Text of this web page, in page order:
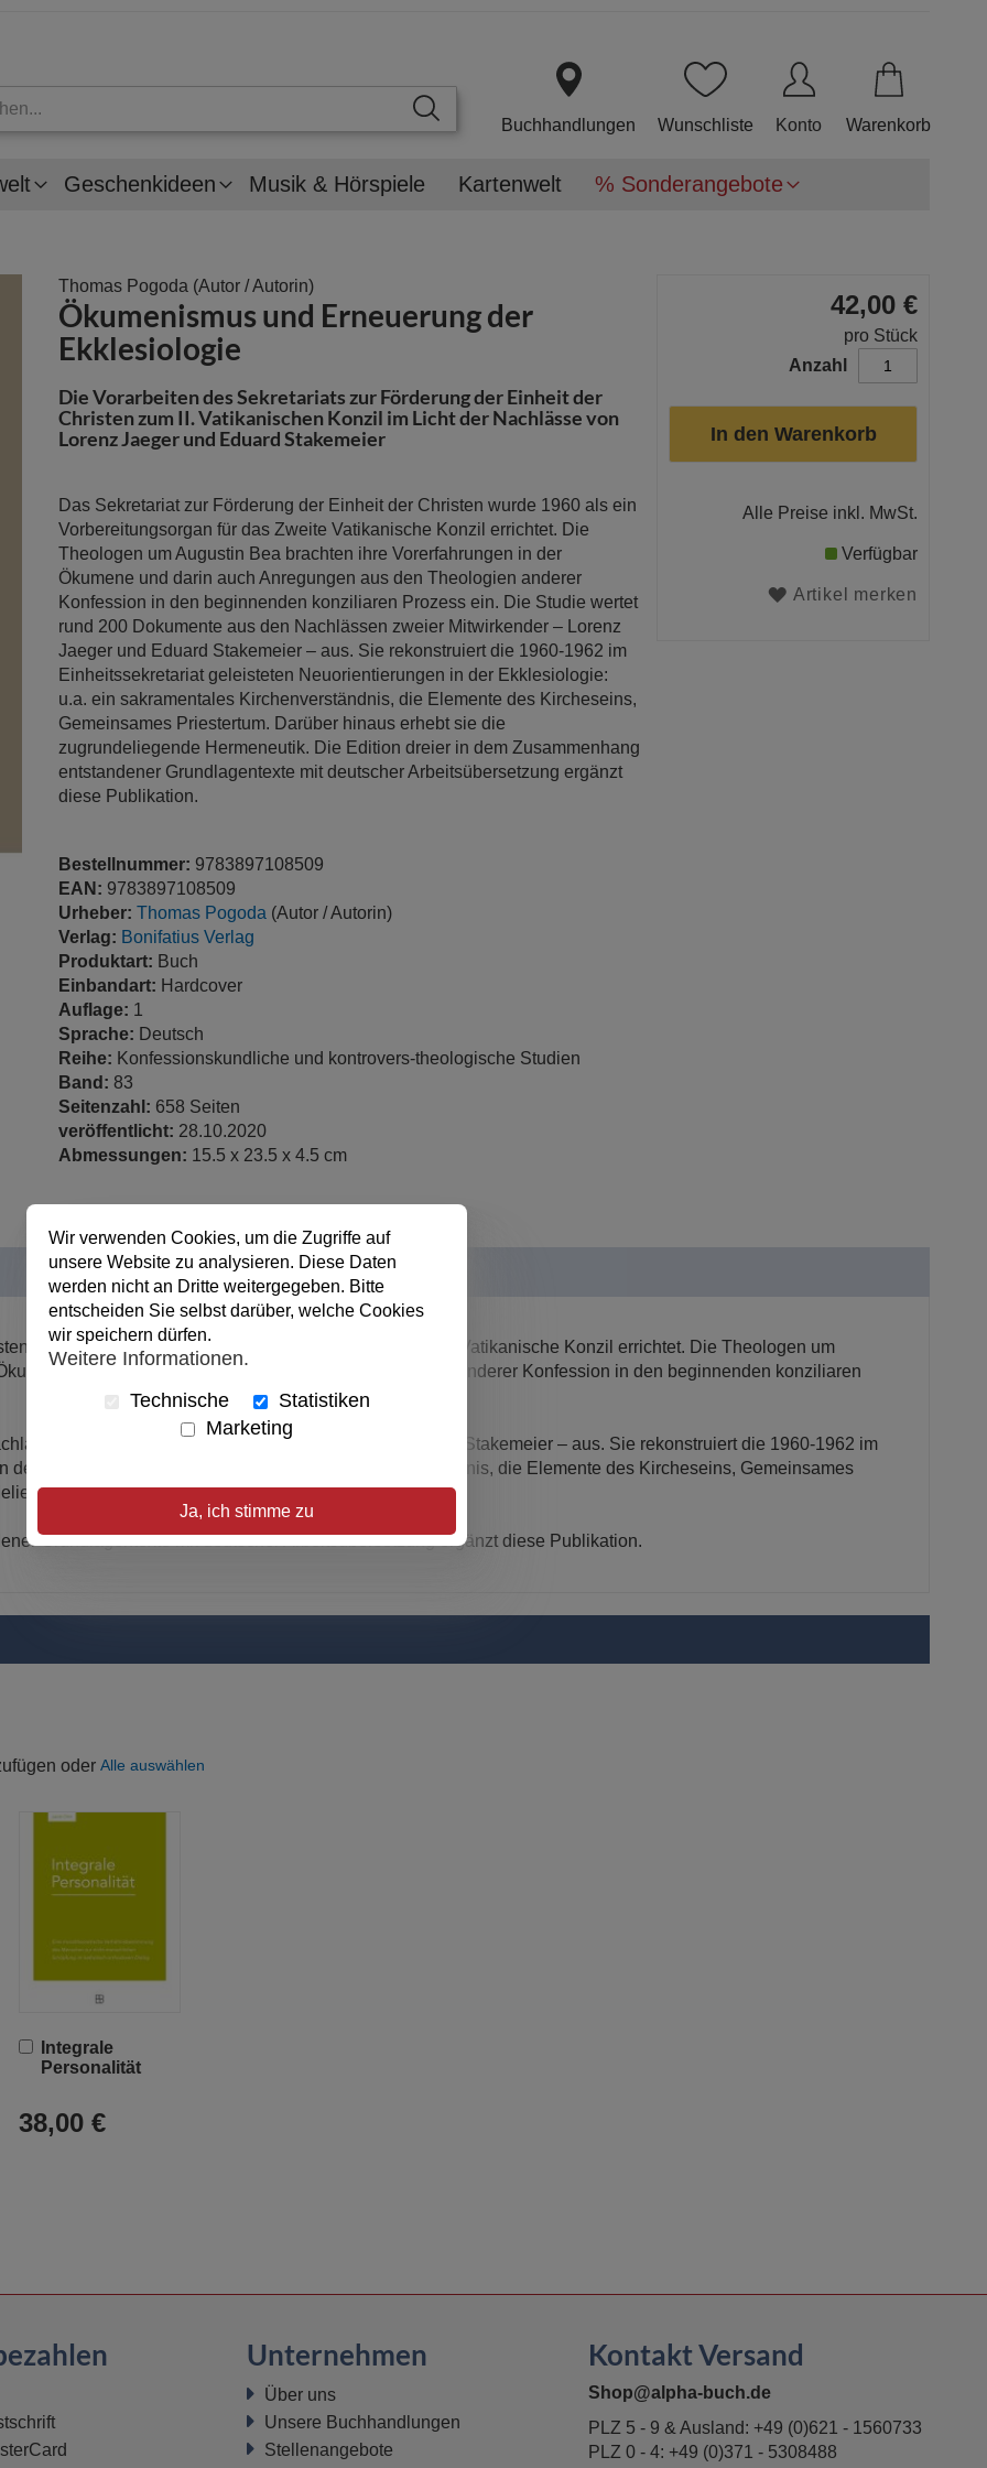
Buchhandlungen Wunschliste Konto Warenkorb
Geschenkideen Musik & Hörspiele Kartenwelt % Sonderangebote
Thomas Pogoda (Autor / Autorin)
Ökumenismus und Erneuerung der
Ekklesiologie
Die Vorarbeiten des Sekretariats zur Förderung der Einheit der
Christen zum II. Vatikanischen Konzil im Licht der Nachlässe von
Lorenz Jaeger und Eduard Stakemeier
Das Sekretariat zur Förderung der Einheit der Christen wurde 1960 als ein
Vorbereitungsorgan für das Zweite Vatikanische Konzil errichtet. Die
Theologen um Augustin Bea brachten ihre Vorerfahrungen in der
Ökumene und darin auch Anregungen aus den Theologien anderer
Konfession in den beginnenden konziliaren Prozess ein. Die Studie wertet
rund 200 Dokumente aus den Nachlässen zweier Mitwirkender – Lorenz
Jaeger und Eduard Stakemeier – aus. Sie rekonstruiert die 1960-1962 im
Einheitssekretariat geleisteten Neuorientierungen in der Ekklesiologie:
u.a. ein sakramentales Kirchenverständnis, die Elemente des Kircheseins,
Gemeinsames Priestertum. Darüber hinaus erhebt sie die
zugrundeliegende Hermeneutik. Die Edition dreier in dem Zusammenhang
entstandener Grundlagentexte mit deutscher Arbeitsübersetzung ergänzt
diese Publikation.
Bestellnummer: 9783897108509
EAN: 9783897108509
Urheber: Thomas Pogoda (Autor / Autorin)
Verlag: Bonifatius Verlag
Produktart: Buch
Einbandart: Hardcover
Auflage: 1
Sprache: Deutsch
Reihe: Konfessionskundliche und kontrovers-theologische Studien
Band: 83
Seitenzahl: 658 Seiten
veröffentlicht: 28.10.2020
Abmessungen: 15.5 x 23.5 x 4.5 cm
42,00 €
pro Stück
Anzahl
In den Warenkorb
Alle Preise inkl. MwSt.
Verfügbar
Artikel merken
wurde 1960 als ein Vorbereitungsorgan für das Zweite Vatikanische Konzil errichtet. Die Theologen um
und darin auch Anregungen aus den Theologien anderer Konfession in den beginnenden konziliaren
zweier Mitwirkender – Lorenz Jaeger und Eduard Stakemeier – aus. Sie rekonstruiert die 1960-1962 im
der Ekklesiologie: u.a. ein sakramentales Kirchenverständnis, die Elemente des Kircheseins, Gemeinsames
Hermeneutik.
Grundlagentexte mit deutscher Arbeitsübersetzung ergänzt diese Publikation.
oder Alle auswählen
Integrale
Personalität
38,00 €
In
den
Wir verwenden Cookies, um die Zugriffe auf
unsere Website zu analysieren. Diese Daten
werden nicht an Dritte weitergegeben. Bitte
entscheiden Sie selbst darüber, welche Cookies
wir speichern dürfen.
Weitere Informationen.
Technische
Statistiken
Marketing
Ja, ich stimme zu
Unternehmen
Über uns
Unsere Buchhandlungen
Stellenangebote
Kontakt Versand
Shop@alpha-buch.de
PLZ 5 - 9 & Ausland: +49 (0)621 - 1560733
PLZ 0 - 4: +49 (0)371 - 5308488